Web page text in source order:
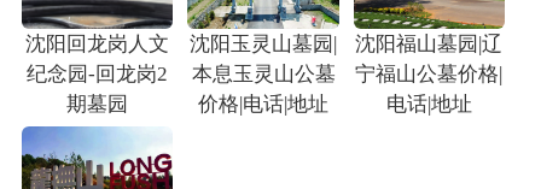
沈阳回龙岗人文
纪念园-回龙岗2
期墓园
沈阳玉灵山墓园|
本息玉灵山公墓
价格|电话|地址
沈阳福山墓园|辽
宁福山公墓价格|
电话|地址